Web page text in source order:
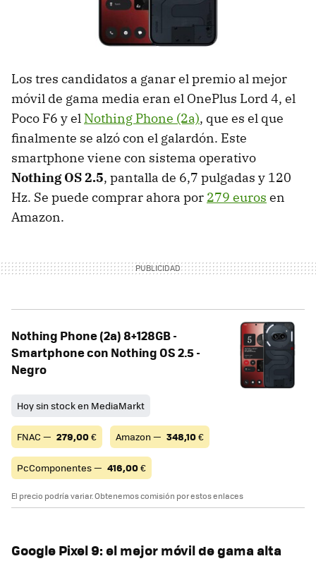
Los tres candidatos a ganar el premio al mejor
móvil de gama media eran el OnePlus Lord 4, el
Poco F6 y el Nothing Phone (2a), que es el que
finalmente se alzó con el galardón. Este
smartphone viene con sistema operativo
Nothing OS 2.5, pantalla de 6,7 pulgadas y 120
Hz. Se puede comprar ahora por 279 euros en
Amazon.
Nothing Phone (2a) 8+128GB -
Smartphone con Nothing OS 2.5 -
Negro
Hoy sin stock en MediaMarkt
FNAC — 279,00€ Amazon — 348,10€
PcComponentes — 416,00€
El precio podría variar. Obtenemos comisión por estos enlaces
Google Pixel 9: el mejor móvil de gama alta